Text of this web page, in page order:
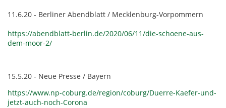
11.6.20 - Berliner Abendblatt / Mecklenburg-Vorpommern
https://abendblatt-berlin.de/2020/06/11/die-schoene-aus-
dem-moor-2/
15.5.20 - Neue Presse / Bayern
https://www.np-coburg.de/region/coburg/Duerre-Kaefer-und-
jetzt-auch-noch-Corona